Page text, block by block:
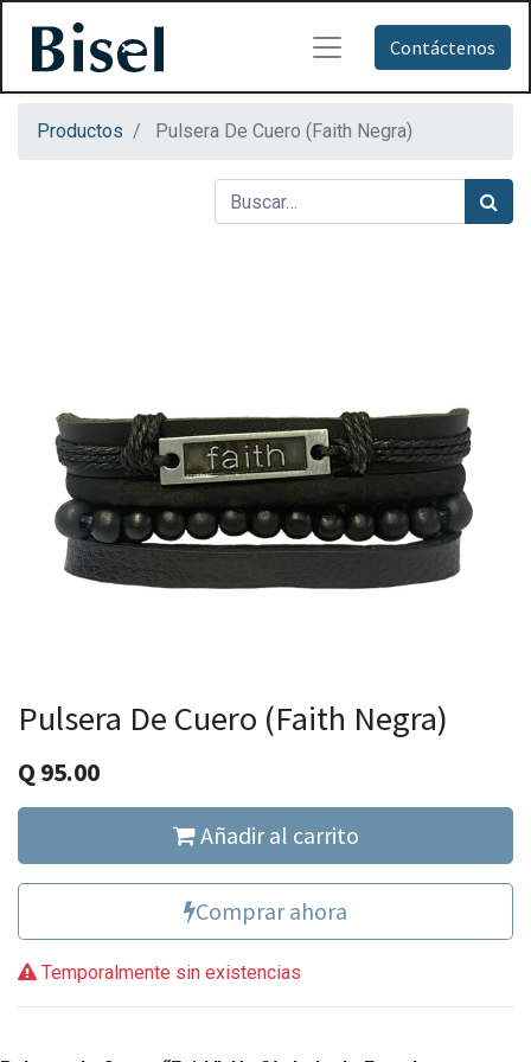
Contáctenos
Productos Pulsera De Cuero (Faith Negra)
Pulsera De Cuero (Faith Negra)
Q 95.00
Añadir al carrito
Comprar ahora
Temporalmente sin existencias